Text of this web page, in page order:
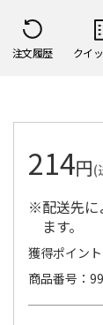
注文履歴 クイ
214円(
※配送先に
ます。
獲得ポイン
商品番号